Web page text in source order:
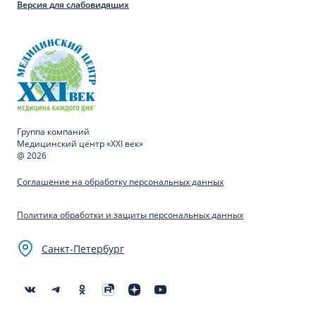
Версия для слабовидящих
Группа компаний
Медицинский центр «XXI век»
@ 2026
Соглашение на обработку персональных данных
Политика обработки и защиты персональных данных
Санкт-Петербург